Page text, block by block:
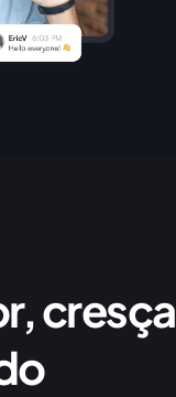
cresça